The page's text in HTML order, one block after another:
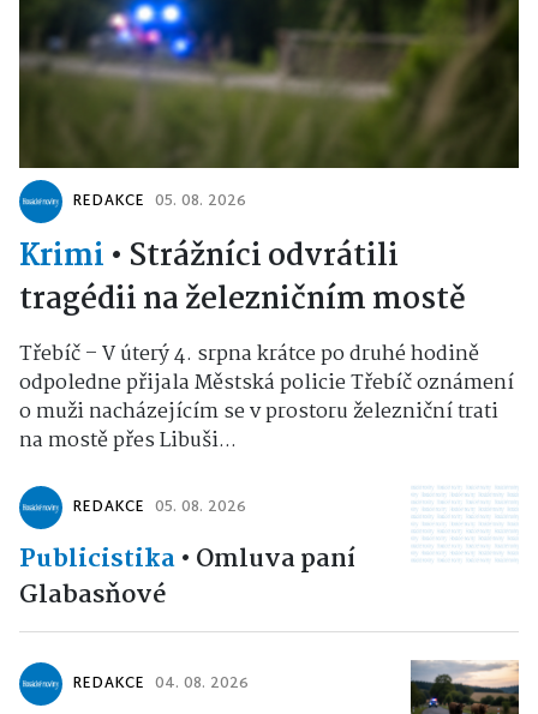
REDAKCE 05. 08. 2026
Krimi • Strážníci odvrátili
tragédii na železničním mostě
Třebíč – V úterý 4. srpna krátce po druhé hodině
odpoledne přijala Městská policie Třebíč oznámení
o muži nacházejícím se v prostoru železniční trati
na mostě přes Libuši...
REDAKCE 05. 08. 2026
Publicistika• Omluva paní
Glabasňové
REDAKCE 04. 08. 2026